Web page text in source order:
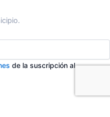
de la suscripción al